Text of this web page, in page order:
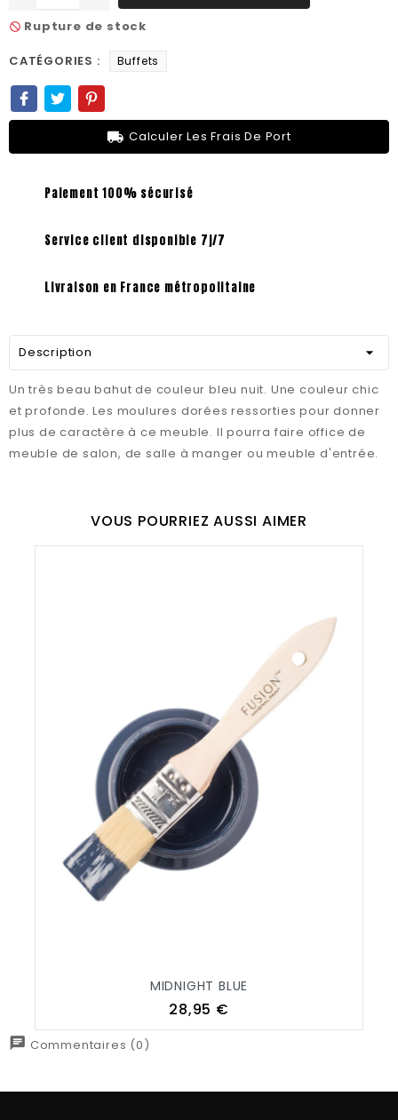
not_interested Rupture de stock
CATÉGORIES : Buffets
local_shipping Calculer Les Frais De Port
Paiement 100% sécurisé
Service client disponible 7j/7
Livraison en France métropolitaine
Description
Un très beau bahut de couleur bleu nuit. Une couleur chic
et profonde. Les moulures dorées ressorties pour donner
plus de caractère à ce meuble. Il pourra faire office de
meuble de salon, de salle à manger ou meuble d'entrée.
VOUS POURRIEZ AUSSI AIMER
MIDNIGHT BLUE
Prix
28,95 €
chat Commentaires (0)